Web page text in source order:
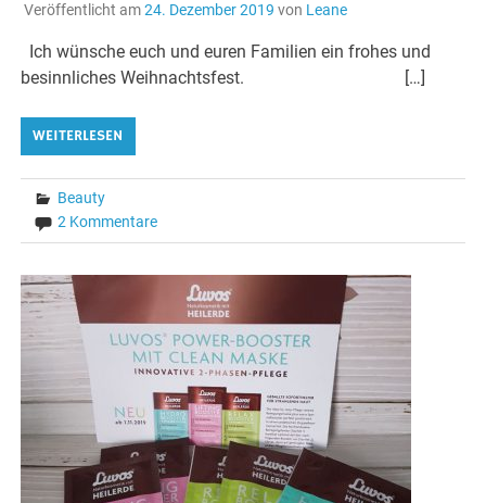
Veröffentlicht am24. Dezember 2019 von Leane
Ich wünsche euch und euren Familien ein frohes und
besinnliches Weihnachtsfest. […]
WEITERLESEN
Beauty
2 Kommentare